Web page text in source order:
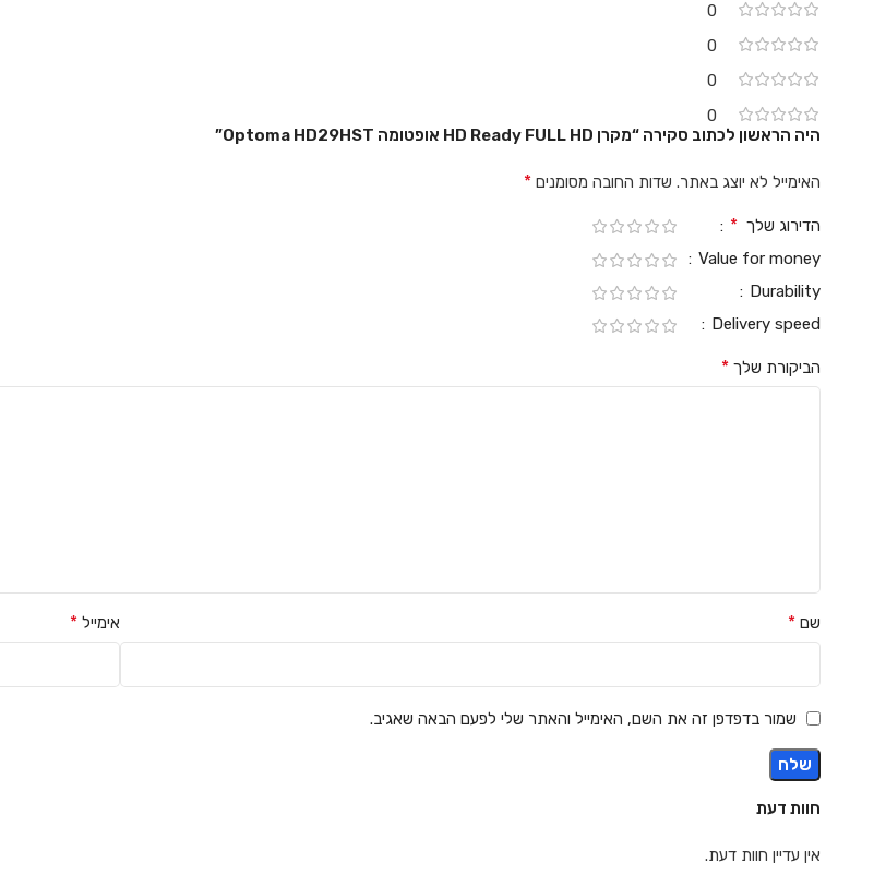
0
0
0
0
חוות דעת
אין עדיין חוות דעת.
היה הראשון לכתוב סקירה “מקרן HD Ready FULL HD אופטומה Optoma HD29HST”
האימייל לא יוצג באתר. שדות החובה מסומנים *
הדירוג שלך *
Value for money
Durability
Delivery speed
הביקורת שלך *
שם * אימייל *
שמור בדפדפן זה את השם, האימייל והאתר שלי לפעם הבאה שאגיב.